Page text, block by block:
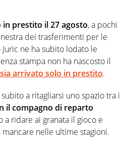
in prestito il 27 agosto, a pochi
dei trasferimenti per le
ne ha subito lodato le
stampa non ha nascosto il
sia arrivato solo in prestito.
a ritagliarsi uno spazio tra i
il compagno di reparto
a ridare ai granata il gioco e
mancare nelle ultime stagioni.